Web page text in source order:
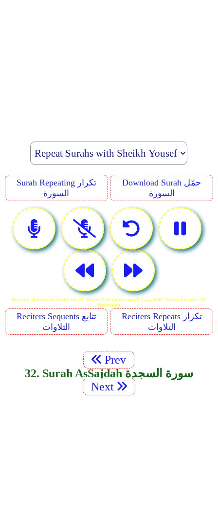
Surah Repeating تكرار
السورة
Download Surah حمّل
السورة
Reciting Murattalah Audio for 32. Surah As­Sajdah سورة السجدة N.B *Surah Includes Al-
Basmalah
Reciters Sequents تتابع
التلاوات
Reciters Repeats تكرار
التلاوات
Prev
32. Surah As­Sajdah سورة السجدة
Next